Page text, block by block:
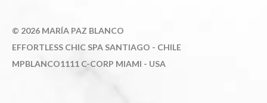
© 2026 MARÍA PAZ BLANCO
EFFORTLESS CHIC SPA SANTIAGO - CHILE
MPBLANCO1111 C-CORP MIAMI - USA